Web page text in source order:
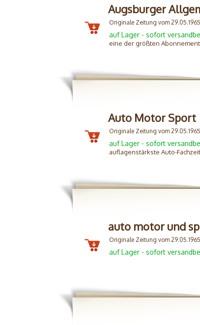
Augsburger
Originale Zeitung vom 29.05.1965
auf Lager - sofort
eine der größten
Auto Motor Sport
Originale Zeitung vom 29.05.1965
auf Lager - sofort
auflagenstärkste Auto-
auto motor und
Originale Zeitung vom 29.05.1965
auf Lager - sofort